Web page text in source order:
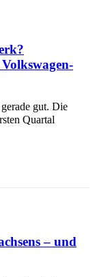
gut. Die
Quartal
– und